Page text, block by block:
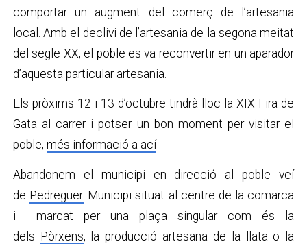
comportar un augment del comerç de l’artesania
local. Amb el declivi de l’artesania de la segona meitat
del segle XX, el poble es va reconvertir en un aparador
d’aquesta particular artesania.
Els pròxims 12 i 13 d’octubre tindrà lloc la XIX Fira de
Gata al carrer i potser un bon moment per visitar el
poble, més informació a ací
Abandonem el municipi en direcció al poble veí
de Pedreguer. Municipi situat al centre de la comarca
i marcat per una plaça singular com és la
dels Pòrxens, la producció artesana de la llata o la